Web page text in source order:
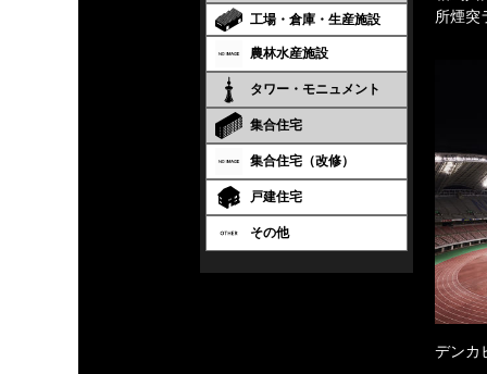
工場・倉庫・生産施設
農林水産施設
タワー・モニュメント
集合住宅
集合住宅（改修）
戸建住宅
その他
所煙突
デンカ